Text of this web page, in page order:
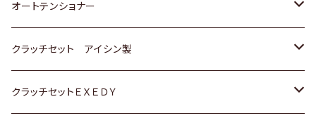
スバル
三菱
スバル
三菱
スバル
いすゞ
ダイハツ
マツダ
GOLF
ＷＡＧＥＮ
アストロ（シボレー）
ＷＡＧＥＮ
ＶＯＬＶＯ
ホンダ
スズキ
日産
スズキ
ダイハツ
日産
オートテンショナー
トヨタ
クラッチセット アイシン製
ホンダ
クラッチセットＥＸＥＤＹ